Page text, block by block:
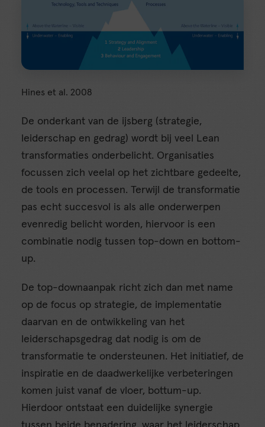
Hines et al. 2008
De onderkant van de ijsberg (strategie,
leiderschap en gedrag) wordt bij veel Lean
transformaties onderbelicht. Organisaties
focussen zich veelal op het zichtbare gedeelte,
de tools en processen. Terwijl de transformatie
pas echt succesvol is als alle onderwerpen
evenredig belicht worden, hiervoor is een
combinatie nodig tussen top-down en bottom-
up.
De top-downaanpak richt zich dan met name
op de focus op strategie, de implementatie
daarvan en de ontwikkeling van het
leiderschapsgedrag dat nodig is om de
transformatie te ondersteunen. Het initiatief, de
inspiratie en de daadwerkelijke verbeteringen
komen juist vanaf de vloer, bottum-up.
Hierdoor ontstaat een duidelijke synergie